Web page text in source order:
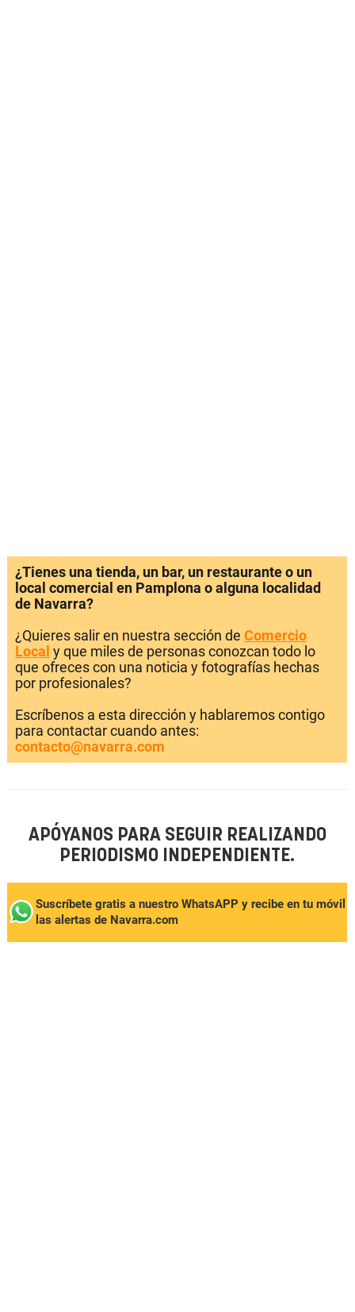
¿Tienes una tienda, un bar, un restaurante o un
local comercial en Pamplona o alguna localidad
de Navarra?
¿Quieres salir en nuestra sección de Comercio
Local y que miles de personas conozcan todo lo
que ofreces con una noticia y fotografías hechas
por profesionales?
Escríbenos a esta dirección y hablaremos contigo
para contactar cuando antes:
contacto@navarra.com
APÓYANOS PARA SEGUIR REALIZANDO
PERIODISMO INDEPENDIENTE.
Suscríbete gratis a nuestro WhatsAPP y recibe en tu móvil
las alertas de Navarra.com